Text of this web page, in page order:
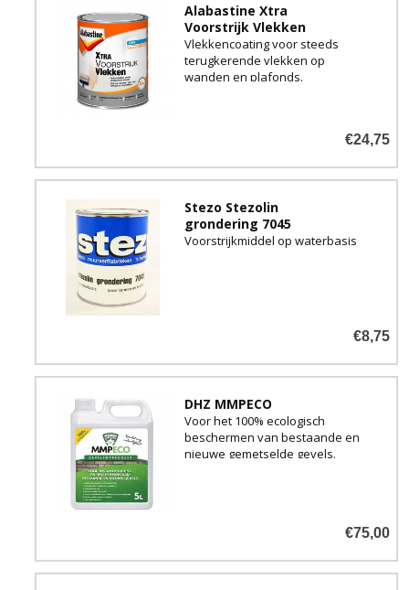
Alabastine Xtra
Voorstrijk Vlekken
Vlekkencoating voor steeds
terugkerende vlekken op
wanden en plafonds.
€24,75
Stezo Stezolin
grondering 7045
Voorstrijkmiddel op waterbasis
€8,75
DHZ MMPECO
Voor het 100% ecologisch
beschermen van bestaande en
nieuwe gemetselde gevels.
€75,00